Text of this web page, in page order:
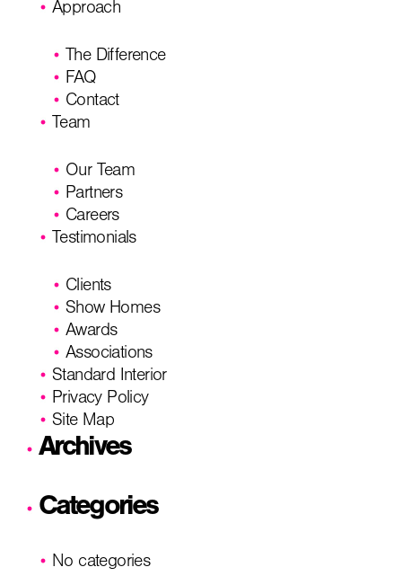
Approach
The Difference
FAQ
Contact
Team
Our Team
Partners
Careers
Testimonials
Clients
Show Homes
Awards
Associations
Standard Interior
Privacy Policy
Site Map
Archives
Categories
No categories